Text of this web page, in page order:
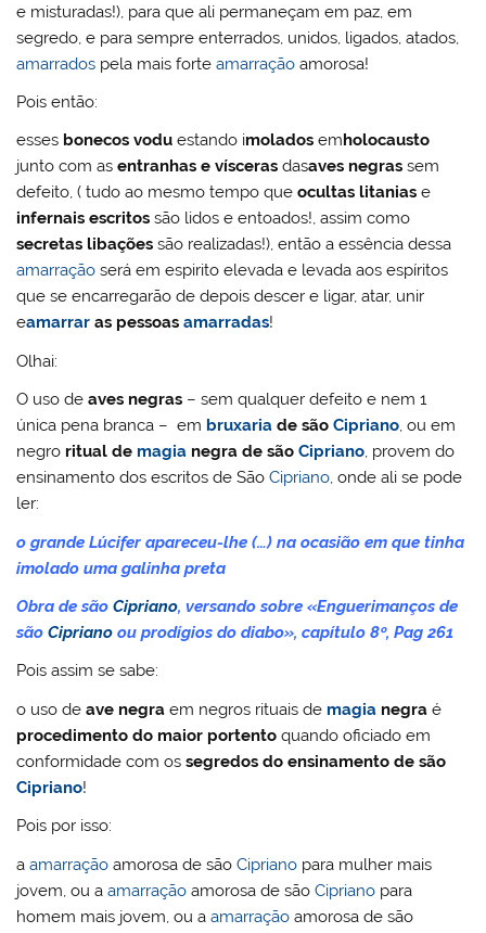
e misturadas!), para que ali permaneçam em paz, em
segredo, e para sempre enterrados, unidos, ligados, atados,
amarrados pela mais forteamarração amorosa!
Pois então:
esses bonecos voduestando imolados em holocausto
junto com asentranhas e vísceras dasaves negras sem
defeito, ( tudo ao mesmo tempo queocultas litanias e
infernais escritos são lidos e entoados!, assim como
secretas libações são realizadas!), então a essência dessa
amarração será em espirito elevada e levada aos espíritos
que se encarregarão de depois descer e ligar, atar, unir
eamarrar as pessoasamarradas!
Olhai:
O uso deaves negras – sem qualquer defeito e nem 1
única pena branca – em bruxaria de sãoCipriano, ou em
negro ritual de magia negra de sãoCipriano, provem do
ensinamento dos escritos de SãoCipriano, onde ali se pode
ler:
o grande Lúcifer apareceu-lhe (…) na ocasião em que tinha
imolado uma galinha preta
Obra de sãoCipriano, versando sobre «Enguerimanços de
sãoCipriano ou prodígios do diabo», capítulo 8º, Pag 261
Pois assim se sabe:
o uso deave negra em negros rituais de magia negra é
procedimento do maior portentoquando oficiado em
conformidade com ossegredos do ensinamento de são
Cipriano!
Pois por isso:
aamarração amorosa de sãoCipriano para mulher mais
jovem, ou aamarração amorosa de sãoCipriano para
homem mais jovem, ou aamarração amorosa de são